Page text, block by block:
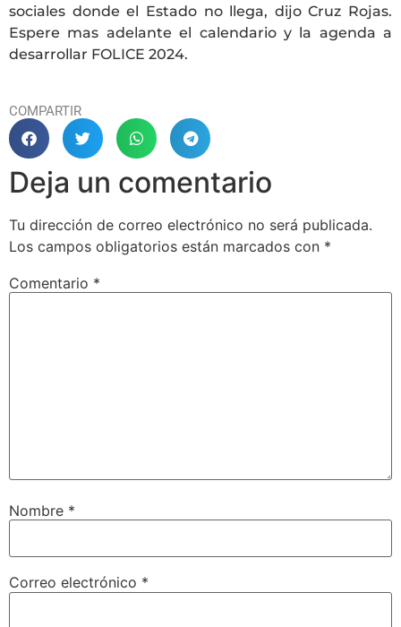
sociales donde el Estado no llega, dijo Cruz Rojas.
Espere mas adelante el calendario y la agenda a
desarrollar FOLICE 2024.
COMPARTIR
Deja un comentario
Tu dirección de correo electrónico no será publicada.
Los campos obligatorios están marcados con *
Comentario *
Nombre *
Correo electrónico *